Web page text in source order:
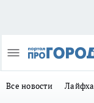
Все новости